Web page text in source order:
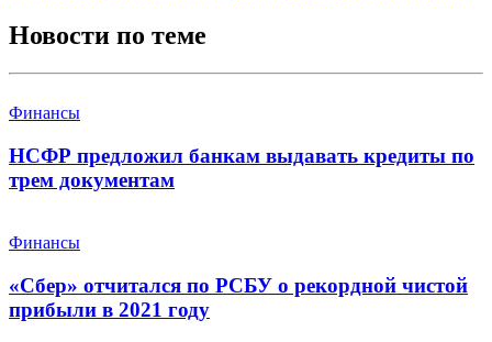
Новости по теме
Финансы
НСФР предложил банкам выдавать кредиты по
трем документам
Финансы
«Сбер» отчитался по РСБУ о рекордной чистой
прибыли в 2021 году